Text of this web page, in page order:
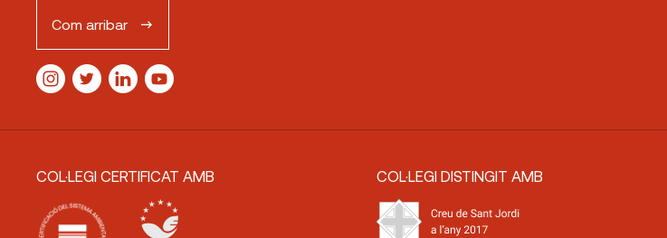
Com arribar
COL·LEGI CERTIFICAT AMB COL·LEGI DISTINGIT AMB